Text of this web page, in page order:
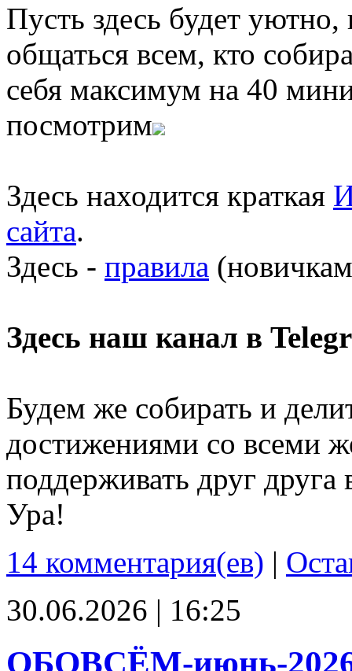
Пусть здесь будет
общаться всем, кто
себя максимум на 40
посмотрим
Здесь находится краткая
сайта.
Здесь - правила
Здесь наш канал в
Будем же собирать и
достижениями со всеми
поддерживать друг
Ура!
14 комментария(ев) |
30.06.2026 | 16:25
ОБОВСЁМ-июнь-